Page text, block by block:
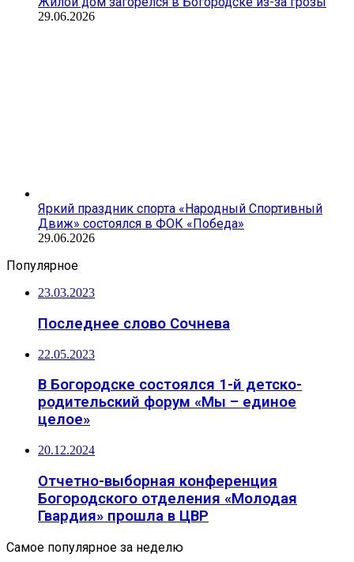
29.06.2026
Яркий праздник спорта «Народный Спортивный
Движ» состоялся в ФОК «Победа»
29.06.2026
Популярное
23.03.2023
Последнее слово Сочнева
22.05.2023
В Богородске состоялся 1-й детско-
родительский форум «Мы – единое
целое»
20.12.2024
Отчетно-выборная конференция
Богородского отделения «Молодая
Гвардия» прошла в ЦВР
Самое популярное за неделю